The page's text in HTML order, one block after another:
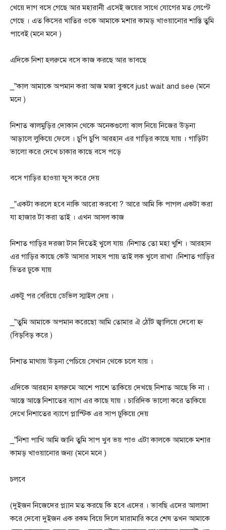
খেয়ে দাগ বসে গেছে আর মহারানী এসেই জয়ের সাথে যোগের মত লেপ্টে
গেছে । এত কিসের খাতির ওকে আমাকে মশার কামড় খাওয়ানোর শাস্তি তুমি
পাবেই (মনে মনে )
এদিকে নিশা হলরুমে বসে কাজ করছে আর ভাবছে
_”কাল আমাকে অপমান করা আজ মজা বুঝবে just wait and see (মনে
মনে )
নিশাত ঝালমুড়ির দোকান থেকে অনেকগুলো ঝাল নিয়ে নিজের উড়না
আড়ালে লুকিয়ে ফেলে । চুপি চুপি আরহান এর গাড়ির কাছে যায় । গাড়িটা
ভালো করে দেখে চাকার কাছে বসে পড়ে
বসে গাড়ির হাওয়া ফুস করে দেয়
_”একটা করলে হবে নাকি আরো করবো ? আরে আমি কি পাগল একটা করা
যা হাজার টা করা তাই । এখন আসল কাজ
নিশাত গাড়ির দরজা টান দিতেই খুলে যায় ।নিশাত তো মহা খুশি । আরহান
এর গাড়ির কাছে কেউ আসার সাহস পায় তাই লক খুলে রাখা ।নিশাত গাড়ির
ভিতর ঢুকে যায়
একটু পর বেরিয়ে ডেভিল স্মাইল দেয় ।
_”তুমি আমাকে অপমান করেছো আমি তোমার ঐ ঠোঁট জ্বালিয়ে দেবো হ্ন
(বিড়বিড় করে )
নিশাত মাথায় উড়না পেচিয়ে সেখান থেকে চলে যায় ।
এদিকে আরহান হলরুমে আশে পাশে তাকিয়ে দেখছে নিশাত আছে কি না ।
আস্তে আস্তে নিশাতের ব্যাগ এর কাছে যায় । চারিদিক ভালো করে তাকিয়ে
দেখে নিশাতের ব্যাগে প্লাস্টিক এর সাপ ঢুকিয়ে দেয়
_”নিশা পাখি আমি জানি তুমি সাপ খুব ভয় পাও এটা কালকে আমাকে মশার
কামড় খাওয়ানোর জন্য (মনে মনে )
চলবে
(দুইজন নিজেদের প্ল্যান মত করছে কি হবে এদের । ভাবছি এদের আলাদা
করে দেবো দুইজন এক রকম বিয়ে দিলে মারামারি করে শেষ তখন আমাকে